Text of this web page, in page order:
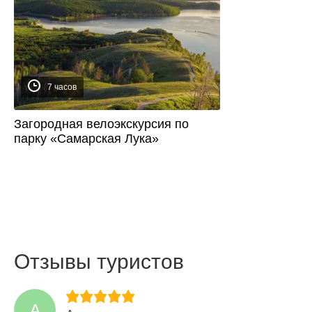
7 часов
Загородная велоэкскурсия по
парку «Самарская Лука»
Отзывы туристов